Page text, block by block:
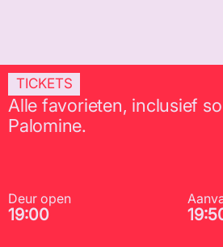
Alle favorieten, inclusief
Palomine.
TICKETS
Deur open
19:00